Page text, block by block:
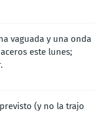
vaguada y una onda
este lunes;
(y no la trajo